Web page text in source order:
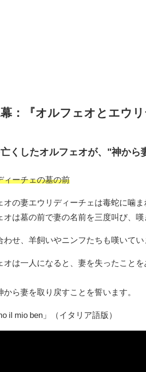
：『オルフェオとエウ
くしたオルフェオが、"神から
ィーチェの墓の前
オの妻エウリディーチェは毒蛇に噛ま
オは墓の前で妻の名前を三度叫び、嘆
わせ、羊飼いやニンフたちも嘆いてい
オは一人になると、妻を失ったこと
から妻を取り戻すことを誓います。
il mio ben」（イタリア語版）